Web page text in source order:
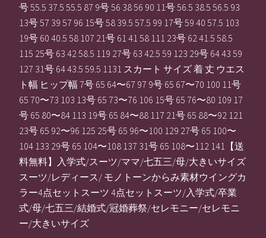
号 55.5 37.5 55.5 87 9号 56 38 56 90 11号 56.5 38.5 56.5 93
13号 57 39 57 96 15号 58 39.5 57.5 99 17号 59 40 57.5 103
19号 60 40.5 58 107 21号 61 41 58 111 23号 62 41.5 58.5
115 25号 63 42 58.5 119 27号 63 42.5 59 123 29号 64 43 59
127 31号 64 43.5 59.5 1131 スカート サイズ 着 丈 ウエス
ト幅 ヒップ幅 7号 65 64〜67 97 9号 65 67〜70 100 11号
65 70〜73 103 13号 65 73〜76 106 15号 65 76〜80 109 17
号 65 80〜84 113 19号 65 84〜88 117 21号 65 88〜92 121
23号 65 92〜96 125 25号 65 96〜100 129 27号 65 100〜
104 133 29号 65 104〜108 137 31号 65 108〜112 141【送
料無料】入学式/スーツ/ママ/七五三/母/大きいサイズ
スーツ/レディース/ モノトーンからみ素材ウイングカ
ラー4点セットスーツ 4点セットスーツ/入学式/卒業
式/母/七五三/結婚式/冠婚葬祭/セレモニー/セレモニ
ー/大きいサイズ